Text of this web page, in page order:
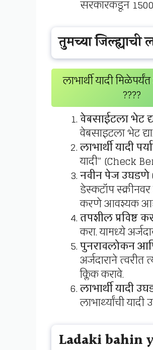
सरकारकडून
तुमच्या जिल्ह्याची
लाभार्थी यादी
????
वेबसाईटला भेट
वेबसाइटला भेट
लाभार्थी यादी
यादी” (Check
नवीन पेज उघडणे
डेस्कटॉप
करणे आवश्यक
तपशील प्रविष्ट
करा. यामध्ये
पुनरावलोकन
अर्जदाराने त्वरीत
क्लिक करावे.
लाभार्थी यादी
लाभार्थ्यांची
Ladaki bahin